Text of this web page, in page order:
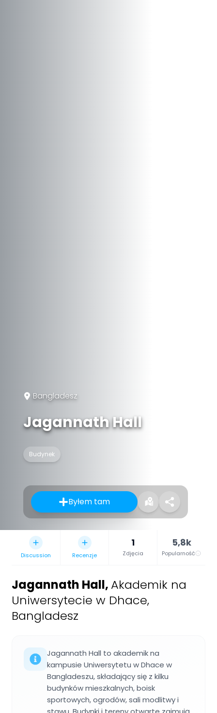
Bangladesz
Jagannath Hall
Budynek
Byłem tam
Discussion Recenzje
1
Zdjęcia
5,8k
Popularność
Jagannath Hall, Akademik na
Uniwersytecie w Dhace,
Bangladesz
Jagannath Hall to akademik na
kampusie Uniwersytetu w Dhace w
Bangladeszu, składający się z kilku
budynków mieszkalnych, boisk
sportowych, ogrodów, sali modlitwy i